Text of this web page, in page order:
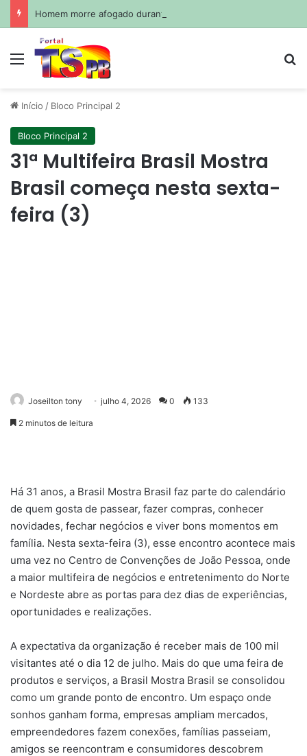
Menu
Início / Bloco Principal 2
Bloco Principal 2
31ª Multifeira Brasil Mostra
Brasil começa nesta sexta-
feira (3)
Joseilton tony julho 4, 2026 0 133
2 minutos de leitura
Há 31 anos, a Brasil Mostra Brasil faz parte do calendário
de quem gosta de passear, fazer compras, conhecer
novidades, fechar negócios e viver bons momentos em
família. Nesta sexta-feira (3), esse encontro acontece mais
uma vez no Centro de Convenções de João Pessoa, onde
a maior multifeira de negócios e entretenimento do Norte
e Nordeste abre as portas para dez dias de experiências,
oportunidades e realizações.
A expectativa da organização é receber mais de 100 mil
visitantes até o dia 12 de julho. Mais do que uma feira de
produtos e serviços, a Brasil Mostra Brasil se consolidou
como um grande ponto de encontro. Um espaço onde
sonhos ganham forma, empresas ampliam mercados,
empreendedores fazem conexões, famílias passeiam,
amigos se reencontram e consumidores descobrem